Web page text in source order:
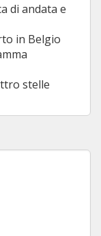
di andata e
in Belgio
stelle